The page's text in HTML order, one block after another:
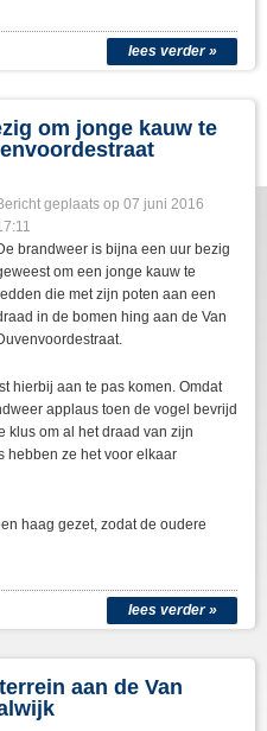
lees verder »
om jonge kauw te
geplaats op 07 juni 2016
brandweer is bijna een uur bezig
om een jonge kauw te
die met zijn poten aan een
in de bomen hing aan de Van
hierbij aan te pas komen. Omdat
applaus toen de vogel bevrijd
klus om al het draad van zijn
hebben ze het voor elkaar
haag gezet, zodat de oudere
lees verder »
aan de Van